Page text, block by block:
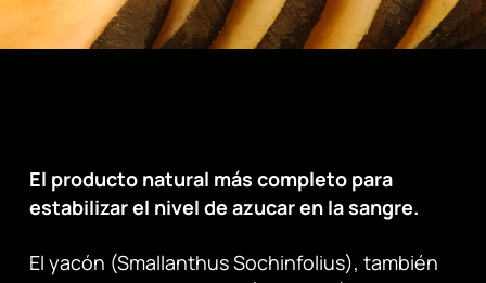
El producto natural más completo para
estabilizar el nivel de azucar en la sangre.
El yacón (Smallanthus Sochinfolius), también